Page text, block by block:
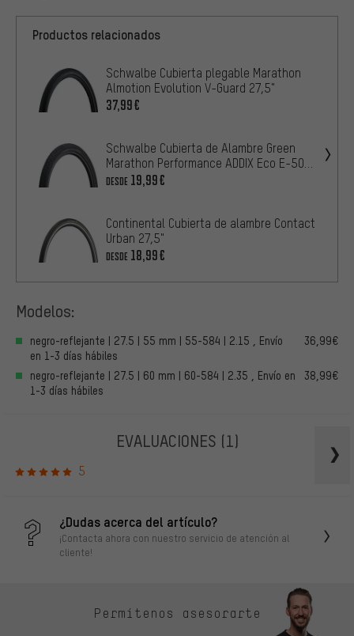
Productos relacionados
Schwalbe Cubierta plegable Marathon
Almotion Evolution V-Guard 27,5"
37,99€
Schwalbe Cubierta de Alambre Green
Marathon Performance ADDIX Eco E-50
27,5"
DESDE 19,99€
Continental Cubierta de alambre Contact
Urban 27,5"
DESDE 18,99€
Modelos:
negro-reflejante | 27.5 | 55 mm | 55-584 | 2.15 , Envío
en 1-3 días hábiles
36,99€
negro-reflejante | 27.5 | 60 mm | 60-584 | 2.35 , Envío en
1-3 días hábiles
38,99€
EVALUACIONES (1)
5
¿Dudas acerca del artículo?
¡Contacta ahora con nuestro servicio de atención al
cliente!
Permítenos asesorarte